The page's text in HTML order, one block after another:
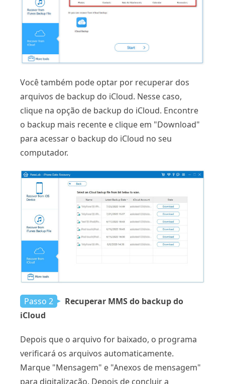
Você também pode optar por recuperar dos
arquivos de backup do iCloud. Nesse caso,
clique na opção de backup do iCloud. Encontre
o backup mais recente e clique em "Download"
para acessar o backup do iCloud no seu
computador.
Passo 2
Recuperar MMS do backup do
iCloud
Depois que o arquivo for baixado, o programa
verificará os arquivos automaticamente.
Marque "Mensagem" e "Anexos de mensagem"
para digitalização. Depois de concluir a